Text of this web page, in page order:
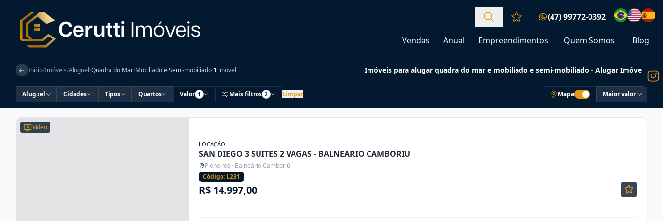
Favoritos (0 itens)
(47) 99772-0392
Vendas Anual Empreendimentos Quem Somos Blog
Início/Imóveis/Aluguel/Quadra do Mar/Mobiliado e Semi-mobiliado·1 imóvel Imóveis para alugar quadra do mar e mobiliado e semi-mobiliado - Alugar Imóveis
Aluguel Cidades Tipos Quartos Valor 1 Mais filtros 2 Limpar Mapa Maior valor
Vídeo
LOCAÇÃO
SAN DIEGO 3 SUITES 2 VAGAS - BALNEARIO CAMBORIU
Pioneiros · Balneário Camboriú
Código: L231
R$ 14.997,00